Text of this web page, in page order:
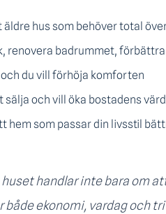
äldre hus som behöver total
renovera badrummet,
du vill förhöja komforten
sälja och vill öka bostadens
hem som passar din livsstil
handlar inte bara om
både ekonomi, vardag och